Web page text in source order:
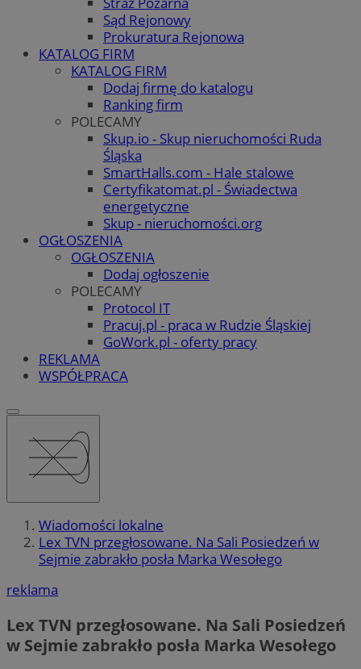
Sąd Rejonowy
Prokuratura Rejonowa
KATALOG FIRM
KATALOG FIRM
Dodaj firmę do katalogu
Ranking firm
POLECAMY
Skup.io - Skup nieruchomości Ruda
Śląska
SmartHalls.com - Hale stalowe
Certyfikatomat.pl - Świadectwa
energetyczne
Skup - nieruchomości.org
OGŁOSZENIA
OGŁOSZENIA
Dodaj ogłoszenie
POLECAMY
Protocol IT
Pracuj.pl - praca w Rudzie Śląskiej
GoWork.pl - oferty pracy
REKLAMA
WSPÓŁPRACA
Wiadomości lokalne
Lex TVN przegłosowane. Na Sali Posiedzeń w
Sejmie zabrakło posła Marka Wesołego
reklama
Lex TVN przegłosowane. Na Sali Posiedzeń
w Sejmie zabrakło posła Marka Wesołego